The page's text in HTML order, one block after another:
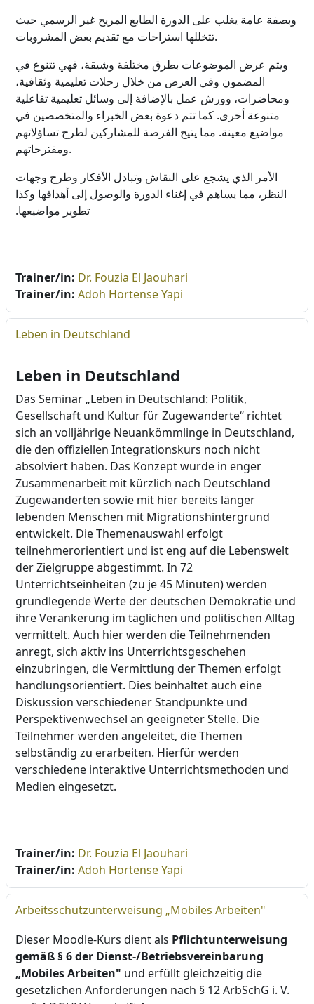
وبصفة عامة يغلب على الدورة الطابع المريح غير الرسمي حيث
تتخللها استراحات مع تقديم بعض المشروبات.
ويتم عرض الموضوعات بطرق مختلفة وشيقة، فهي تتنوع في
المضمون وفي العرض من خلال رحلات تعليمية وثقافية،
ومحاضرات، وورش عمل بالإضافة إلى وسائل تعليمية تفاعلية
متنوعة أخرى. كما تتم دعوة بعض الخبراء والمتخصصين في
مواضيع معينة. مما يتيح الفرصة للمشاركين لطرح تساؤلاتهم
ومقترحاتهم.
الأمر الذي يشجع على النقاش وتبادل الأفكار وطرح وجهات
النظر، مما يساهم في إغناء الدورة والوصول إلى أهدافها وكذا
تطوير مواضيعها.
Trainer/in: Dr. Fouzia El Jaouhari
Trainer/in: Adoh Hortense Yapi
Leben in Deutschland
Leben in Deutschland
Das Seminar „Leben in Deutschland: Politik,
Gesellschaft und Kultur für Zugewanderte“ richtet
sich an volljährige Neuankömmlinge in Deutschland,
die den offiziellen Integrationskurs noch nicht
absolviert haben. Das Konzept wurde in enger
Zusammenarbeit mit kürzlich nach Deutschland
Zugewanderten sowie mit hier bereits länger
lebenden Menschen mit Migrationshintergrund
entwickelt. Die Themenauswahl erfolgt
teilnehmerorientiert und ist eng auf die Lebenswelt
der Zielgruppe abgestimmt. In 72
Unterrichtseinheiten (zu je 45 Minuten) werden
grundlegende Werte der deutschen Demokratie und
ihre Verankerung im täglichen und politischen Alltag
vermittelt. Auch hier werden die Teilnehmenden
anregt, sich aktiv ins Unterrichtsgeschehen
einzubringen, die Vermittlung der Themen erfolgt
handlungsorientiert. Dies beinhaltet auch eine
Diskussion verschiedener Standpunkte und
Perspektivenwechsel an geeigneter Stelle. Die
Teilnehmer werden angeleitet, die Themen
selbständig zu erarbeiten. Hierfür werden
verschiedene interaktive Unterrichtsmethoden und
Medien eingesetzt.
Trainer/in: Dr. Fouzia El Jaouhari
Trainer/in: Adoh Hortense Yapi
Arbeitsschutzunterweisung „Mobiles Arbeiten"
Dieser Moodle-Kurs dient als Pflichtunterweisung
gemäß § 6 der Dienst-/Betriebsvereinbarung
„Mobiles Arbeiten" und erfüllt gleichzeitig die
gesetzlichen Anforderungen nach § 12 ArbSchG i. V.